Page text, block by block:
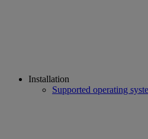
Installation
Supported operating